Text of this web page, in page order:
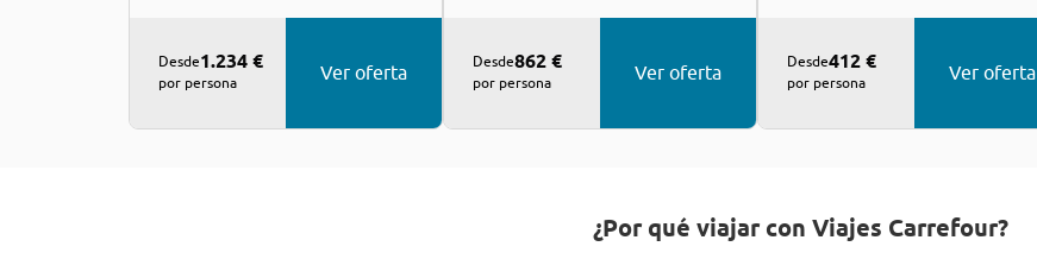
Desde1.234 €
por persona Ver oferta
Desde862 €
por persona Ver oferta
Desde412 €
por persona Ver oferta
¿Por qué viajar con Viajes Carrefour?